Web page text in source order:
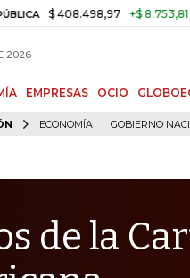
$ 408.498,97 +$ 8.753,81 +2,19%
2026
EMPRESAS OCIO
ECONOMÍA GOBIERNO
de la